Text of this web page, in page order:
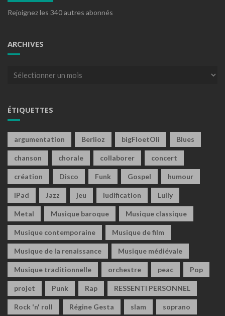
Rejoignez les 340 autres abonnés
ARCHIVES
Archives
ÉTIQUETTES
argumentation Berlioz bigFloetOli Blues
chanson chorale collaborer concert
création Disco Funk Gospel humour
iPad Jazz jeu ludification Lully
Metal Musique baroque Musique classique
Musique contemporaine Musique de film
Musique de la renaissance Musique médiévale
Musique traditionnelle orchestre peac Pop
projet Punk Rap RESSENTI PERSONNEL
Rock 'n' roll Régine Gesta slam soprano